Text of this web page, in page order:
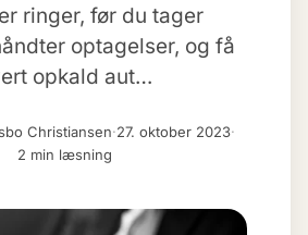
ringer, før du tager
optagelser, og få
opkald aut…
Christiansen·27. oktober 2023·
2 min læsning